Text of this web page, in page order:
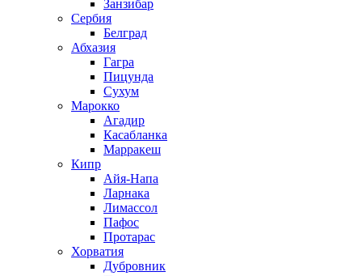
Занзибар
Сербия
Белград
Абхазия
Гагра
Пицунда
Сухум
Марокко
Агадир
Касабланка
Марракеш
Кипр
Айя-Напа
Ларнака
Лимассол
Пафос
Протарас
Хорватия
Дубровник